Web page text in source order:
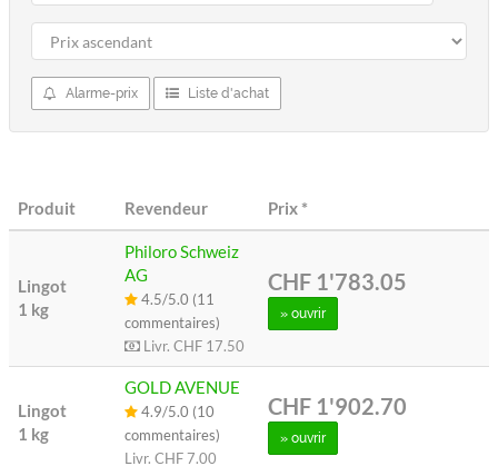
Alarme-prix Liste d'achat
Produit Revendeur Prix*
Lingot
1 kg
Philoro Schweiz
AG
4.5/5.0 (11
commentaires)
Livr. CHF 17.50
CHF 1'783.05
» ouvrir
Lingot
1 kg
GOLD AVENUE
4.9/5.0 (10
commentaires)
Livr. CHF 7.00
CHF 1'902.70
» ouvrir